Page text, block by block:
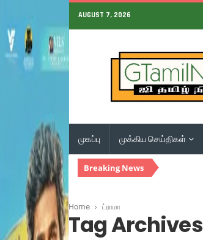
AUGUST 7, 2026
முகப்பு முக்கிய செய்திகள்
Breaking News
Home ட்ராமா
Tag Archives